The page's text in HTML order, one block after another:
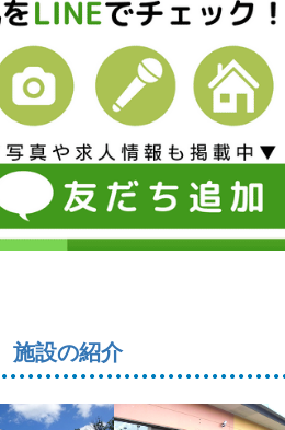
施設の紹介